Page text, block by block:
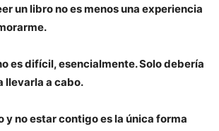
un libro no es menos una experiencia
es difícil, esencialmente. Solo debería
llevarla a cabo.
y no estar contigo es la única forma